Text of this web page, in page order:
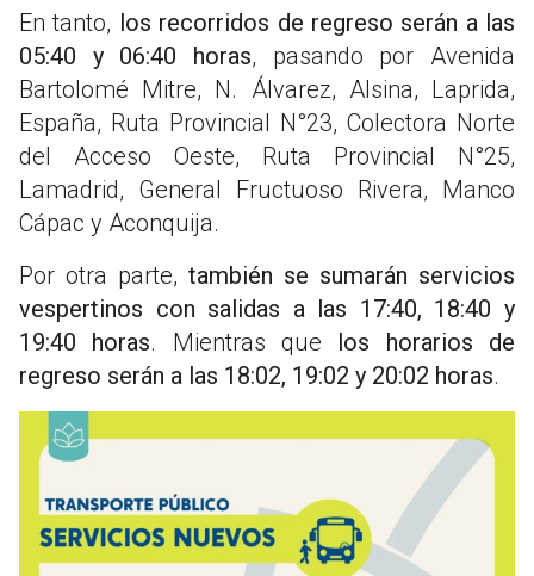
En tanto, los recorridos de regreso serán a las
05:40 y 06:40 horas, pasando por Avenida
Bartolomé Mitre, N. Álvarez, Alsina, Laprida,
España, Ruta Provincial N°23, Colectora Norte
del Acceso Oeste, Ruta Provincial N°25,
Lamadrid, General Fructuoso Rivera, Manco
Cápac y Aconquija.
Por otra parte, también se sumarán servicios
vespertinos con salidas a las 17:40, 18:40 y
19:40 horas. Mientras que los horarios de
regreso serán a las 18:02, 19:02 y 20:02 horas.